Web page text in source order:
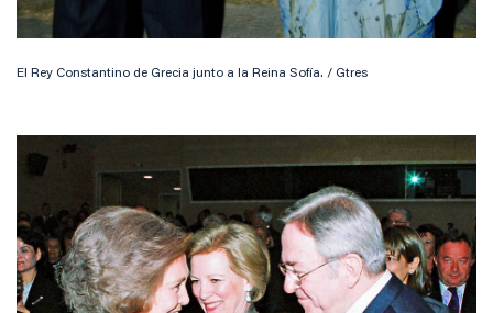
El Rey Constantino de Grecia junto a la Reina Sofía. / Gtres